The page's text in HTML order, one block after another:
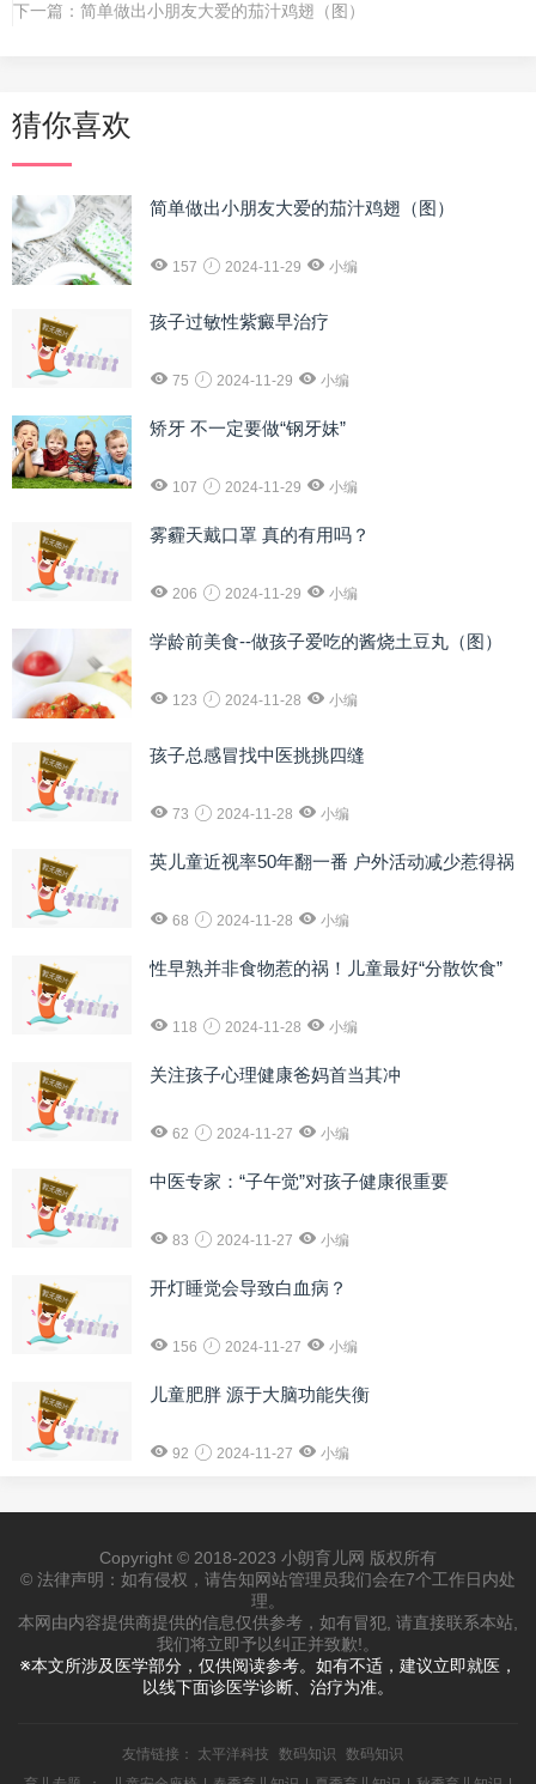
下一篇： 简单做出小朋友大爱的茄汁鸡翅（图）
猜你喜欢
简单做出小朋友大爱的茄汁鸡翅（图）
157 2024-11-29 小编
孩子过敏性紫癜早治疗
75 2024-11-29 小编
矫牙 不一定要做“钢牙妹”
107 2024-11-29 小编
雾霾天戴口罩 真的有用吗？
206 2024-11-29 小编
学龄前美食--做孩子爱吃的酱烧土豆丸（图）
123 2024-11-28 小编
孩子总感冒找中医挑挑四缝
73 2024-11-28 小编
英儿童近视率50年翻一番 户外活动减少惹得祸
68 2024-11-28 小编
性早熟并非食物惹的祸！儿童最好“分散饮食”
118 2024-11-28 小编
关注孩子心理健康爸妈首当其冲
62 2024-11-27 小编
中医专家：“子午觉”对孩子健康很重要
83 2024-11-27 小编
开灯睡觉会导致白血病？
156 2024-11-27 小编
儿童肥胖 源于大脑功能失衡
92 2024-11-27 小编
Copyright © 2018-2023 小朗育儿网 版权所有
© 法律声明：如有侵权，请告知网站管理员我们会在7个工作日内处
理。
本网由内容提供商提供的信息仅供参考，如有冒犯, 请直接联系本站,
我们将立即予以纠正并致歉!。
※本文所涉及医学部分，仅供阅读参考。如有不适，建议立即就医，
以线下面诊医学诊断、治疗为准。
友情链接： 太平洋科技 数码知识
数码知识